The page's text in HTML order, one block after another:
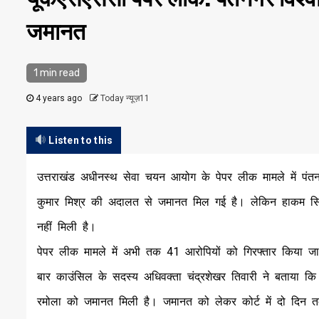
जमानत
1 min read
4 years ago Today न्यूज़11
Listen to this
उत्तराखंड अधीनस्थ सेवा चयन आयोग के पेपर लीक मामले में
कुमार मिश्र की अदालत से जमानत मिल गई है। लेकिन हाकम
नहीं मिली है।
पेपर लीक मामले में अभी तक 41 आरोपियों को गिरफ्तार किया
बार काउंसिल के सदस्य अधिवक्ता चंद्रशेखर तिवारी ने बताया
रमोला को जमानत मिली है। जमानत को लेकर कोर्ट में दो